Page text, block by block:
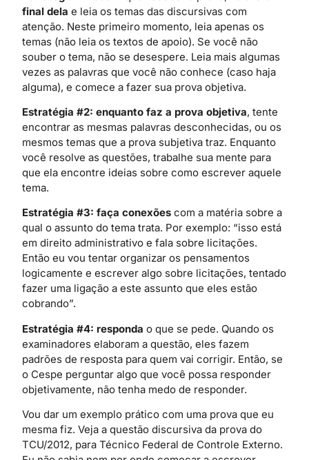
final dela e leia os temas das discursivas com
atenção. Neste primeiro momento, leia apenas os
temas (não leia os textos de apoio). Se você não
souber o tema, não se desespere. Leia mais algumas
vezes as palavras que você não conhece (caso haja
alguma), e comece a fazer sua prova objetiva.
Estratégia #2: enquanto faz a prova objetiva, tente
encontrar as mesmas palavras desconhecidas, ou os
mesmos temas que a prova subjetiva traz. Enquanto
você resolve as questões, trabalhe sua mente para
que ela encontre ideias sobre como escrever aquele
tema.
Estratégia #3: faça conexões com a matéria sobre a
qual o assunto do tema trata. Por exemplo: “isso está
em direito administrativo e fala sobre licitações.
Então eu vou tentar organizar os pensamentos
logicamente e escrever algo sobre licitações, tentado
fazer uma ligação a este assunto que eles estão
cobrando”.
Estratégia #4: responda o que se pede. Quando os
examinadores elaboram a questão, eles fazem
padrões de resposta para quem vai corrigir. Então, se
o Cespe perguntar algo que você possa responder
objetivamente, não tenha medo de responder.
Vou dar um exemplo prático com uma prova que eu
mesma fiz. Veja a questão discursiva da prova do
TCU/2012, para Técnico Federal de Controle Externo.